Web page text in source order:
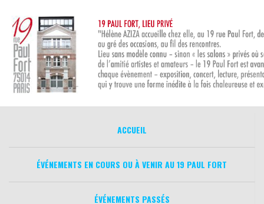
contenu
ACCUEIL
ÉVÉNEMENTS EN COURS OU À VENIR AU 19 PAUL FORT
ÉVÉNEMENTS PASSÉS